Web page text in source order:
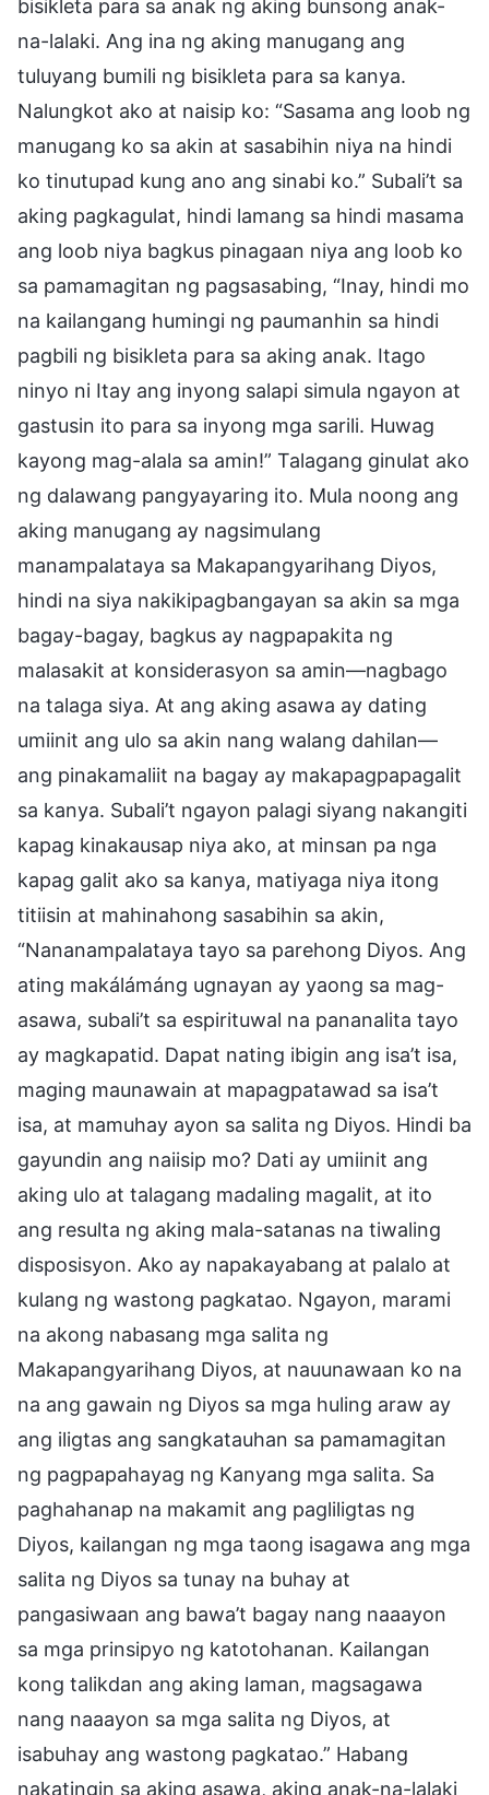
bisikleta para sa anak ng aking bunsong anak-
na-lalaki. Ang ina ng aking manugang ang
tuluyang bumili ng bisikleta para sa kanya.
Nalungkot ako at naisip ko: “Sasama ang loob ng
manugang ko sa akin at sasabihin niya na hindi
ko tinutupad kung ano ang sinabi ko.” Subali’t sa
aking pagkagulat, hindi lamang sa hindi masama
ang loob niya bagkus pinagaan niya ang loob ko
sa pamamagitan ng pagsasabing, “Inay, hindi mo
na kailangang humingi ng paumanhin sa hindi
pagbili ng bisikleta para sa aking anak. Itago
ninyo ni Itay ang inyong salapi simula ngayon at
gastusin ito para sa inyong mga sarili. Huwag
kayong mag-alala sa amin!” Talagang ginulat ako
ng dalawang pangyayaring ito. Mula noong ang
aking manugang ay nagsimulang
manampalataya sa Makapangyarihang Diyos,
hindi na siya nakikipagbangayan sa akin sa mga
bagay-bagay, bagkus ay nagpapakita ng
malasakit at konsiderasyon sa amin—nagbago
na talaga siya. At ang aking asawa ay dating
umiinit ang ulo sa akin nang walang dahilan—
ang pinakamaliit na bagay ay makapagpapagalit
sa kanya. Subali’t ngayon palagi siyang nakangiti
kapag kinakausap niya ako, at minsan pa nga
kapag galit ako sa kanya, matiyaga niya itong
titiisin at mahinahong sasabihin sa akin,
“Nananampalataya tayo sa parehong Diyos. Ang
ating makálámáng ugnayan ay yaong sa mag-
asawa, subali’t sa espirituwal na pananalita tayo
ay magkapatid. Dapat nating ibigin ang isa’t isa,
maging maunawain at mapagpatawad sa isa’t
isa, at mamuhay ayon sa salita ng Diyos. Hindi ba
gayundin ang naiisip mo? Dati ay umiinit ang
aking ulo at talagang madaling magalit, at ito
ang resulta ng aking mala-satanas na tiwaling
disposisyon. Ako ay napakayabang at palalo at
kulang ng wastong pagkatao. Ngayon, marami
na akong nabasang mga salita ng
Makapangyarihang Diyos, at nauunawaan ko na
na ang gawain ng Diyos sa mga huling araw ay
ang iligtas ang sangkatauhan sa pamamagitan
ng pagpapahayag ng Kanyang mga salita. Sa
paghahanap na makamit ang pagliligtas ng
Diyos, kailangan ng mga taong isagawa ang mga
salita ng Diyos sa tunay na buhay at
pangasiwaan ang bawa’t bagay nang naaayon
sa mga prinsipyo ng katotohanan. Kailangan
kong talikdan ang aking laman, magsagawa
nang naaayon sa mga salita ng Diyos, at
isabuhay ang wastong pagkatao.” Habang
nakatingin sa aking asawa, aking anak-na-lalaki